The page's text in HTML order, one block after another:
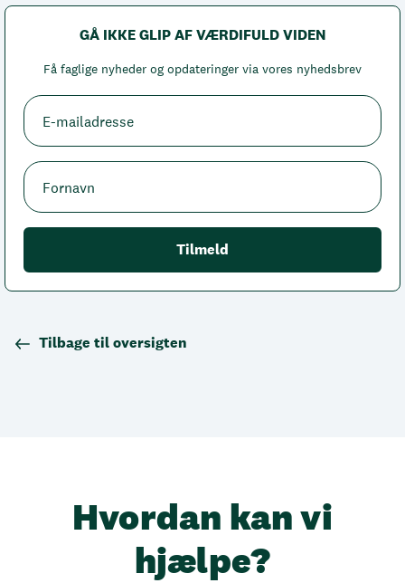
GÅ IKKE GLIP AF VÆRDIFULD VIDEN
Få faglige nyheder og opdateringer via vores nyhedsbrev
Tilbage til oversigten
Hvordan kan vi
hjælpe?